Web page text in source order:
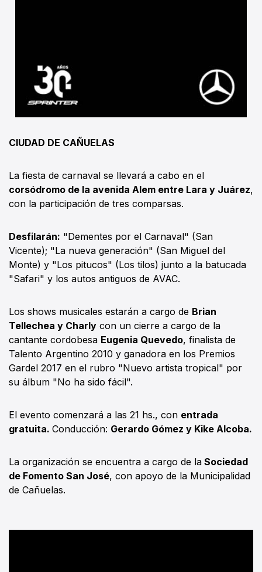
CIUDAD DE CAÑUELAS
La fiesta de carnaval se llevará a cabo en el
corsódromo de la avenida Alem entre Lara y Juárez,
con la participación de tres comparsas.
Desfilarán: "Dementes por el Carnaval" (San
Vicente); "La nueva generación" (San Miguel del
Monte) y "Los pitucos" (Los tilos) junto a la batucada
"Safari" y los autos antiguos de AVAC.
Los shows musicales estarán a cargo de Brian
Tellechea y Charly con un cierre a cargo de la
cantante cordobesa Eugenia Quevedo, finalista de
Talento Argentino 2010 y ganadora en los Premios
Gardel 2017 en el rubro "Nuevo artista tropical" por
su álbum "No ha sido fácil".
El evento comenzará a las 21 hs., con entrada
gratuita. Conducción: Gerardo Gómez y Kike Alcoba.
La organización se encuentra a cargo de la Sociedad
de Fomento San José, con apoyo de la Municipalidad
de Cañuelas.